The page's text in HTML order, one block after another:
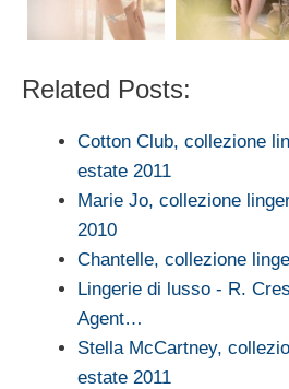
Related Posts:
Cotton Club, collezione
estate 2011
Marie Jo, collezione
2010
Chantelle, collezione
Lingerie di lusso - R.
Agent…
Stella McCartney,
estate 2011